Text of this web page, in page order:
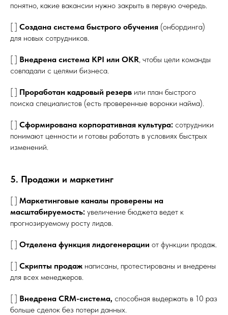
понятно, какие вакансии нужно закрыть в первую очередь.
[ ] Создана система быстрого обучения (онбординга)
для новых сотрудников.
[ ] Внедрена система KPI или OKR, чтобы цели команды
совпадали с целями бизнеса.
[ ] Проработан кадровый резерв или план быстрого
поиска специалистов (есть проверенные воронки найма).
[ ] Сформирована корпоративная культура: сотрудники
понимают ценности и готовы работать в условиях быстрых
изменений.
5. Продажи и маркетинг
[ ] Маркетинговые каналы проверены на
масштабируемость: увеличение бюджета ведет к
прогнозируемому росту лидов.
[ ] Отделена функция лидогенерации от функции продаж.
[ ] Скрипты продаж написаны, протестированы и внедрены
для всех менеджеров.
[ ] Внедрена CRM-система, способная выдержать в 10 раз
больше сделок без потери данных.